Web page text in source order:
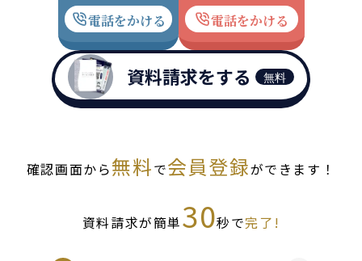
電話をかける 電話をかける
資料請求をする 無料
確認画面から無料で会員登録ができます！
資料請求が簡単30秒で完了!